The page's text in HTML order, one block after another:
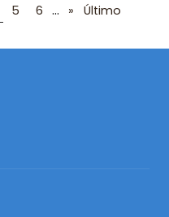
5 6 ... » Último